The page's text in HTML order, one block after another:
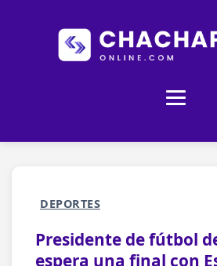
DEPORTES
Presidente de fútbol
espera una final con